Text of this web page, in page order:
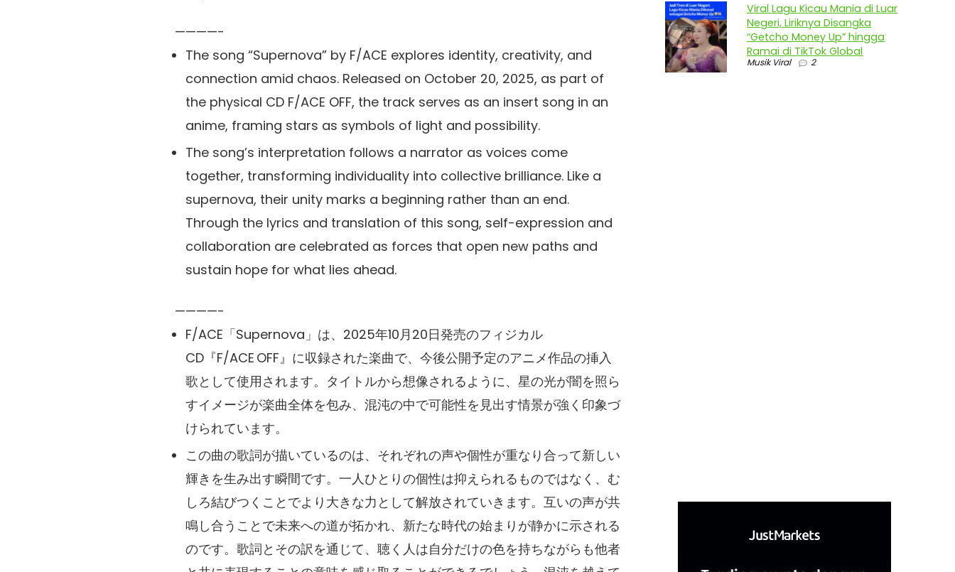
————-
The song “Supernova” by F/ACE explores identity, creativity, and
connection amid chaos. Released on October 20, 2025, as part of
the physical CD F/ACE OFF, the track serves as an insert song in an
anime, framing stars as symbols of light and possibility.
The song’s interpretation follows a narrator as voices come
together, transforming individuality into collective brilliance. Like a
supernova, their unity marks a beginning rather than an end.
Through the lyrics and translation of this song, self-expression and
collaboration are celebrated as forces that open new paths and
sustain hope for what lies ahead.
————-
F/ACE「Supernova」は、2025年10月20日発売のフィジカル
CD『F/ACE OFF』に収録された楽曲で、今後公開予定のアニメ作品の挿入
歌として使用されます。タイトルから想像されるように、星の光が闇を照ら
すイメージが楽曲全体を包み、混沌の中で可能性を見出す情景が強く印象づ
けられています。
この曲の歌詞が描いているのは、それぞれの声や個性が重なり合って新しい
輝きを生み出す瞬間です。一人ひとりの個性は抑えられるものではなく、む
しろ結びつくことでより大きな力として解放されていきます。互いの声が共
鳴し合うことで未来への道が拓かれ、新たな時代の始まりが静かに示される
のです。歌詞とその訳を通じて、聴く人は自分だけの色を持ちながらも他者
Viral Lagu Kicau Mania di Luar
Negeri, Liriknya Disangka
“Getcho Money Up” hingga
Ramai di TikTok Global
Musik Viral 2